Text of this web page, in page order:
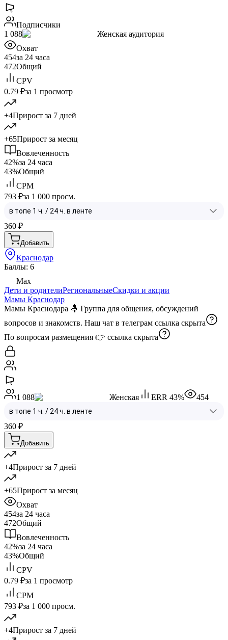
Подписчики
1 088
Женская аудитория
Охват
454за 24 часа
472Общий
CPV
0.79 ₽за 1 просмотр
+4Прирост за 7 дней
+65Прирост за месяц
Вовлеченность
42%за 24 часа
43%Общий
CPM
793 ₽за 1 000 просм.
360 ₽
Добавить
Краснодар
Баллы: 6
Max
Дети и родителиРегиональныеСкидки и акции
Мамы Краснодар
Мамы Краснодара 🤱 Группа для общения, обсуждений
вопросов и знакомств. Наш чат в телеграм ссылка скрыта
По вопросам размещения 👉 ссылка скрыта
1 088 Женская ERR 43% 454
360 ₽
Добавить
+4Прирост за 7 дней
+65Прирост за месяц
Охват
454за 24 часа
472Общий
Вовлеченность
42%за 24 часа
43%Общий
CPV
0.79 ₽за 1 просмотр
CPM
793 ₽за 1 000 просм.
+4Прирост за 7 дней